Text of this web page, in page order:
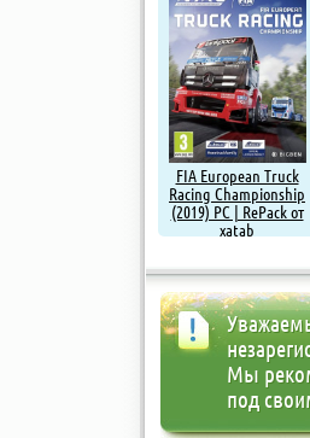
FIA European Truck
Racing Championship
(2019) PC | RePack от
xatab
Мы
под